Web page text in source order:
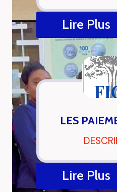
Lire Plus
LES
Lire Plus